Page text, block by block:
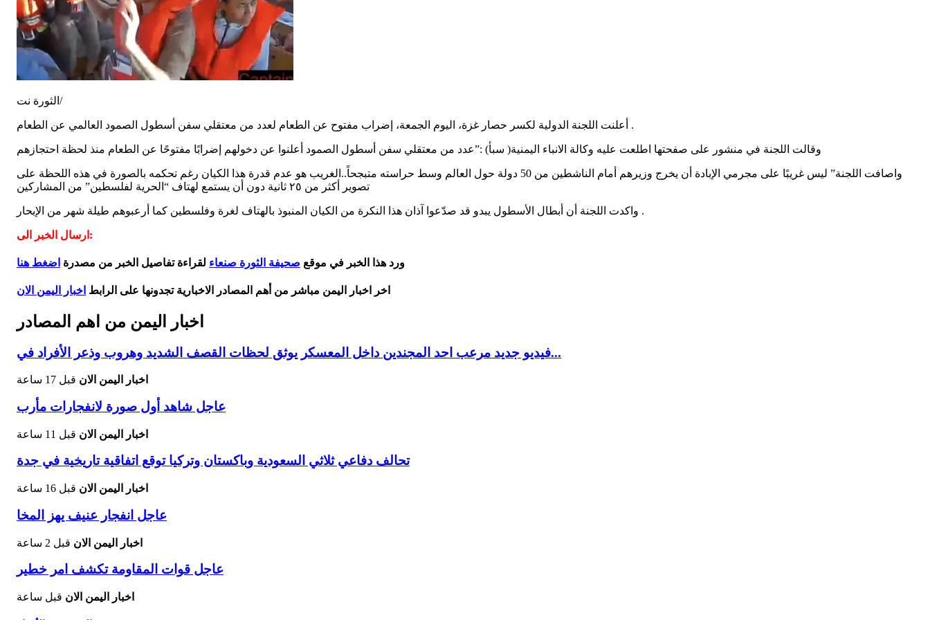
الثورة نت/
أعلنت اللجنة الدولية لكسر حصار غزة، اليوم الجمعة، إضراب مفتوح عن الطعام لعدد من معتقلي سفن أسطول الصمود العالمي عن الطعام .
وقالت اللجنة في منشور على صفحتها اطلعت عليه وكالة الانباء اليمنية( سبأ) :”عدد من معتقلي سفن أسطول الصمود أعلنوا عن دخولهم إضرابًا مفتوحًا عن الطعام منذ لحظة احتجازهم
واصافت اللجنة” ليس غريبًا على مجرمي الإبادة أن يخرج وزيرهم أمام الناشطين من 50 دولة حول العالم وسط حراسته متبجحاً..الغريب هو عدم قدرة هذا الكيان رغم تحكمه بالصورة في هذه اللحظة على
تصوير أكثر من ٢٥ ثانية دون أن يستمع لهتاف “الحرية لفلسطين” من المشاركين
واكدت اللجنة أن أبطال الأسطول يبدو قد صدّعوا آذان هذا النكرة من الكيان المنبوذ بالهتاف لغرة وفلسطين كما أرعبوهم طيلة شهر من الإبحار .
ارسال الخبر الى:
ورد هذا الخبر في موقع صحيفة الثورة صنعاء لقراءة تفاصيل الخبر من مصدرة اضغط هنا
اخر اخبار اليمن مباشر من أهم المصادر الاخبارية تجدونها على الرابط اخبار اليمن الان
اخبار اليمن من اهم المصادر
فيديو جديد مرعب احد المجندين داخل المعسكر يوثق لحظات القصف الشديد وهروب وذعر الأفراد في...
اخبار اليمن الان قبل 17 ساعة
عاجل شاهد أول صورة لانفجارات مأرب
اخبار اليمن الان قبل 11 ساعة
تحالف دفاعي ثلاثي السعودية وباكستان وتركيا توقع اتفاقية تاريخية في جدة
اخبار اليمن الان قبل 16 ساعة
عاجل انفجار عنيف يهز المخا
اخبار اليمن الان قبل 2 ساعة
عاجل قوات المقاومة تكشف امر خطير
اخبار اليمن الان قبل ساعة